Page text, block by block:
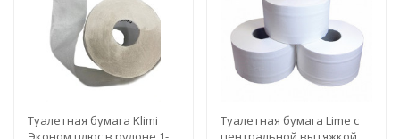
Туалетная бумага Klimi
Туалетная бумага Lime c